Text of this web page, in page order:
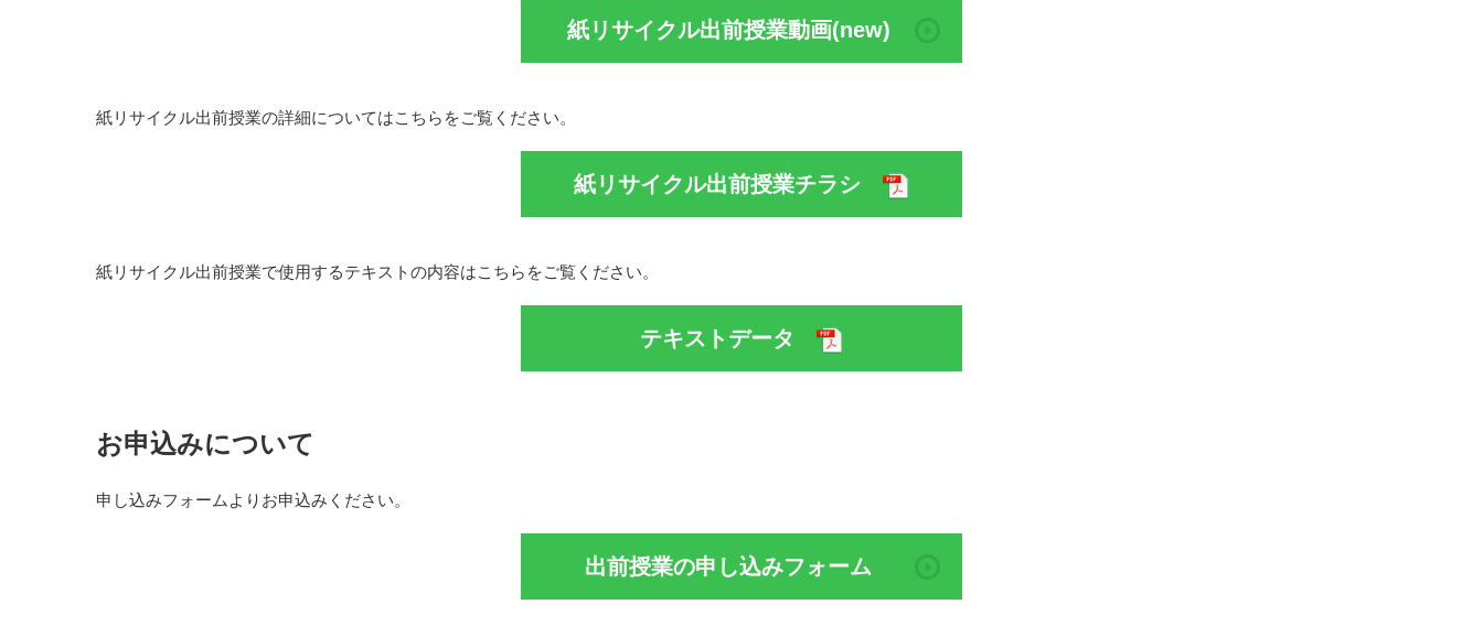
紙リサイクル出前授業動画(new)
紙リサイクル出前授業の詳細についてはこちらをご覧ください。
紙リサイクル出前授業チラシ
紙リサイクル出前授業で使用するテキストの内容はこちらをご覧ください。
テキストデータ
お申込みについて
申し込みフォームよりお申込みください。
出前授業の申し込みフォーム